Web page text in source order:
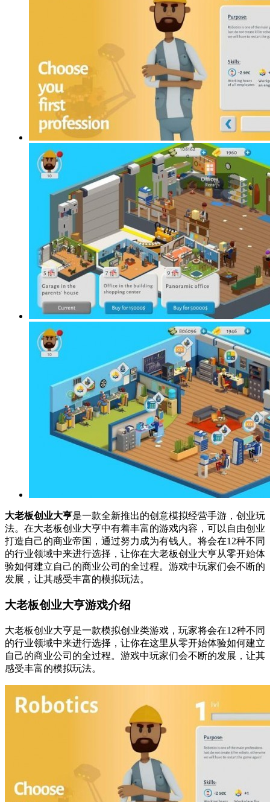
大老板创业大亨是一款全新推出的创意模拟经营手游，创业玩
法。在大老板创业大亨中有着丰富的游戏内容，可以自由创业
打造自己的商业帝国，通过努力成为有钱人。将会在12种不同
的行业领域中来进行选择，让你在大老板创业大亨从零开始体
验如何建立自己的商业公司的全过程。游戏中玩家们会不断的
发展，让其感受丰富的模拟玩法。
大老板创业大亨游戏介绍
大老板创业大亨是一款模拟创业类游戏，玩家将会在12种不同
的行业领域中来进行选择，让你在这里从零开始体验如何建立
自己的商业公司的全过程。游戏中玩家们会不断的发展，让其
感受丰富的模拟玩法。